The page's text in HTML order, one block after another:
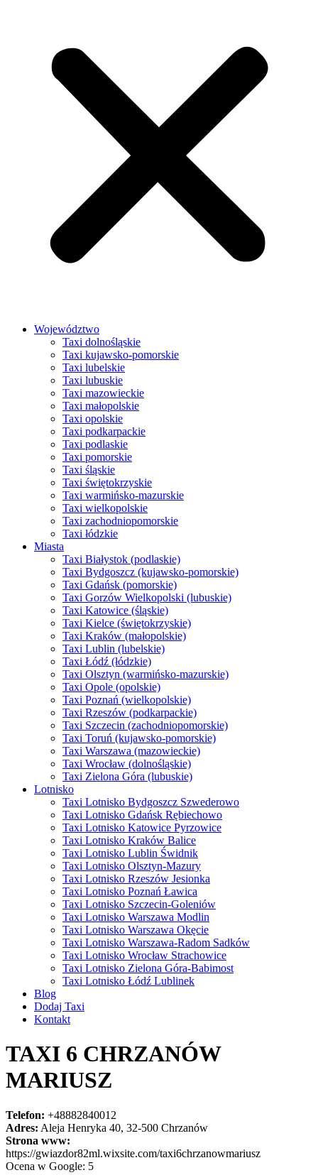
Województwo
Taxi dolnośląskie
Taxi kujawsko-pomorskie
Taxi lubelskie
Taxi lubuskie
Taxi mazowieckie
Taxi małopolskie
Taxi opolskie
Taxi podkarpackie
Taxi podlaskie
Taxi pomorskie
Taxi śląskie
Taxi świętokrzyskie
Taxi warmińsko-mazurskie
Taxi wielkopolskie
Taxi zachodniopomorskie
Taxi łódzkie
Miasta
Taxi Białystok (podlaskie)
Taxi Bydgoszcz (kujawsko-pomorskie)
Taxi Gdańsk (pomorskie)
Taxi Gorzów Wielkopolski (lubuskie)
Taxi Katowice (śląskie)
Taxi Kielce (świętokrzyskie)
Taxi Kraków (małopolskie)
Taxi Lublin (lubelskie)
Taxi Łódź (łódzkie)
Taxi Olsztyn (warmińsko-mazurskie)
Taxi Opole (opolskie)
Taxi Poznań (wielkopolskie)
Taxi Rzeszów (podkarpackie)
Taxi Szczecin (zachodniopomorskie)
Taxi Toruń (kujawsko-pomorskie)
Taxi Warszawa (mazowieckie)
Taxi Wrocław (dolnośląskie)
Taxi Zielona Góra (lubuskie)
Lotnisko
Taxi Lotnisko Bydgoszcz Szwederowo
Taxi Lotnisko Gdańsk Rębiechowo
Taxi Lotnisko Katowice Pyrzowice
Taxi Lotnisko Kraków Balice
Taxi Lotnisko Lublin Świdnik
Taxi Lotnisko Olsztyn-Mazury
Taxi Lotnisko Rzeszów Jesionka
Taxi Lotnisko Poznań Ławica
Taxi Lotnisko Szczecin-Goleniów
Taxi Lotnisko Warszawa Modlin
Taxi Lotnisko Warszawa Okęcie
Taxi Lotnisko Warszawa-Radom Sadków
Taxi Lotnisko Wrocław Strachowice
Taxi Lotnisko Zielona Góra-Babimost
Taxi Lotnisko Łódź Lublinek
Blog
Dodaj Taxi
Kontakt
TAXI 6 CHRZANÓW
MARIUSZ
Telefon: +48882840012
Adres: Aleja Henryka 40, 32-500 Chrzanów
Strona www:
https://gwiazdor82ml.wixsite.com/taxi6chrzanowmariusz
Ocena w Google: 5